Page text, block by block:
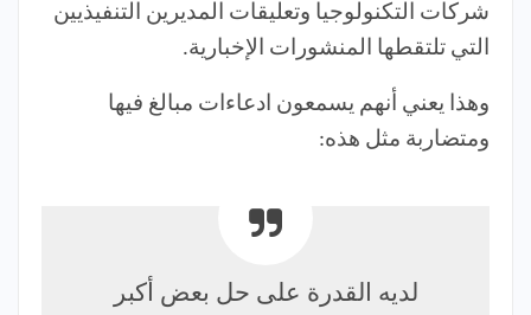
شركات التكنولوجيا وتعليقات المديرين التنفيذيين
التي تلتقطها المنشورات الإخبارية.
وهذا يعني أنهم يسمعون ادعاءات مبالغ فيها
ومتضاربة مثل هذه:
لديه القدرة على حل بعض أكبر